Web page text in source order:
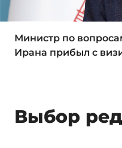
Министр по
Ирана прибыл с
Выбор